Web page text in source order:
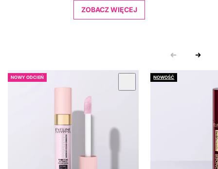
ZOBACZ WIĘCEJ
NOWY ODCIEŃ NOWOŚĆ